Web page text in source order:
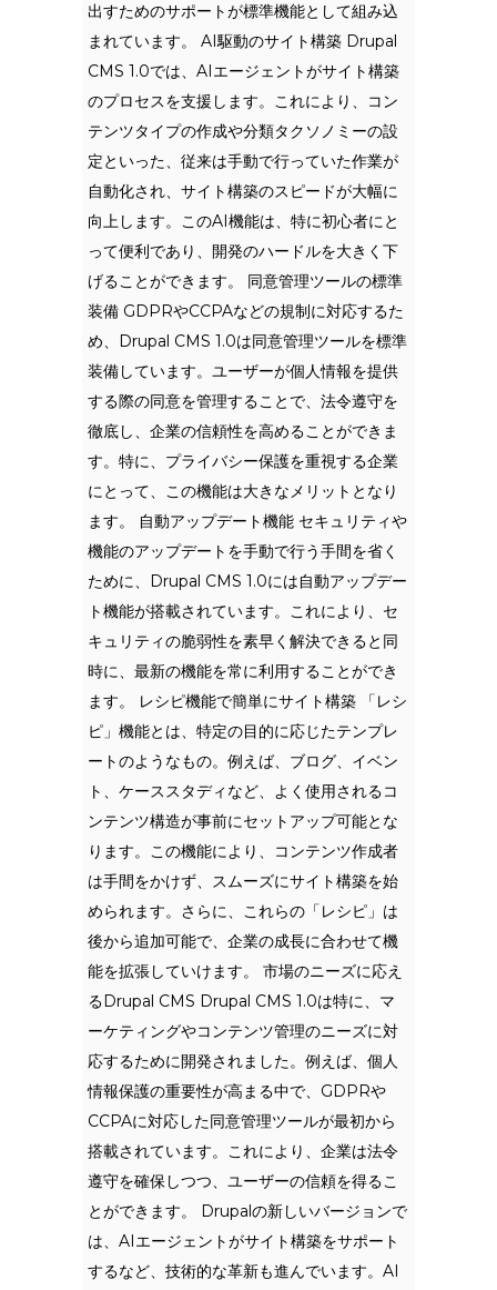
出すためのサポートが標準機能として組み込
まれています。 AI駆動のサイト構築 Drupal
CMS 1.0では、AIエージェントがサイト構築
のプロセスを支援します。これにより、コン
テンツタイプの作成や分類タクソノミーの設
定といった、従来は手動で行っていた作業が
自動化され、サイト構築のスピードが大幅に
向上します。このAI機能は、特に初心者にと
って便利であり、開発のハードルを大きく下
げることができます。 同意管理ツールの標準
装備 GDPRやCCPAなどの規制に対応するた
め、Drupal CMS 1.0は同意管理ツールを標準
装備しています。ユーザーが個人情報を提供
する際の同意を管理することで、法令遵守を
徹底し、企業の信頼性を高めることができま
す。特に、プライバシー保護を重視する企業
にとって、この機能は大きなメリットとなり
ます。 自動アップデート機能 セキュリティや
機能のアップデートを手動で行う手間を省く
ために、Drupal CMS 1.0には自動アップデー
ト機能が搭載されています。これにより、セ
キュリティの脆弱性を素早く解決できると同
時に、最新の機能を常に利用することができ
ます。 レシピ機能で簡単にサイト構築 「レシ
ピ」機能とは、特定の目的に応じたテンプレ
ートのようなもの。例えば、ブログ、イベン
ト、ケーススタディなど、よく使用されるコ
ンテンツ構造が事前にセットアップ可能とな
ります。この機能により、コンテンツ作成者
は手間をかけず、スムーズにサイト構築を始
められます。さらに、これらの「レシピ」は
後から追加可能で、企業の成長に合わせて機
能を拡張していけます。 市場のニーズに応え
るDrupal CMS Drupal CMS 1.0は特に、マ
ーケティングやコンテンツ管理のニーズに対
応するために開発されました。例えば、個人
情報保護の重要性が高まる中で、GDPRや
CCPAに対応した同意管理ツールが最初から
搭載されています。これにより、企業は法令
遵守を確保しつつ、ユーザーの信頼を得るこ
とができます。 Drupalの新しいバージョンで
は、AIエージェントがサイト構築をサポート
するなど、技術的な革新も進んでいます。AI